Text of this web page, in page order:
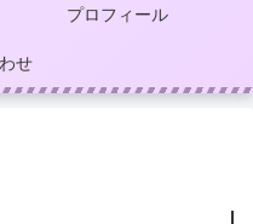
プロフィール
せ